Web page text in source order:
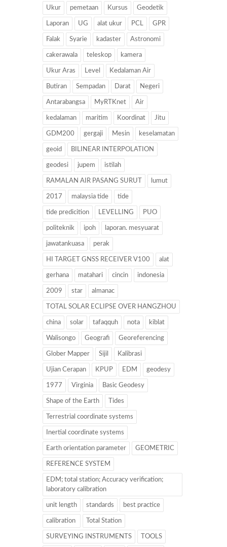
Ukur pemetaan Kursus Geodetik
Laporan UG alat ukur PCL GPR
Falak Syarie kadaster Astronomi
cakerawala teleskop kamera
Ukur Aras Level Kedalaman Air
Butiran Sempadan Darat Negeri
Antarabangsa MyRTKnet Air
kedalaman maritim Koordinat Jitu
GDM200 gergaji Mesin keselamatan
geoid BILINEAR INTERPOLATION
geodesi jupem istilah
RAMALAN AIR PASANG SURUT lumut
2017 malaysia tide tide
tide predicition LEVELLING PUO
politeknik ipoh laporan. mesyuarat
jawatankuasa perak
HI TARGET GNSS RECEIVER V100 alat
gerhana matahari cincin indonesia
2009 star almanac
TOTAL SOLAR ECLIPSE OVER HANGZHOU
china solar tafaqquh nota kiblat
Walisongo Geografi Georeferencing
Glober Mapper Sijil Kalibrasi
Ujian Cerapan KPUP EDM geodesy
1977 Virginia Basic Geodesy
Shape of the Earth Tides
Terrestrial coordinate systems
Inertial coordinate systems
Earth orientation parameter GEOMETRIC
REFERENCE SYSTEM
EDM; total station; Accuracy verification;
laboratory calibration
unit length standards best practice
calibration Total Station
SURVEYING INSTRUMENTS TOOLS